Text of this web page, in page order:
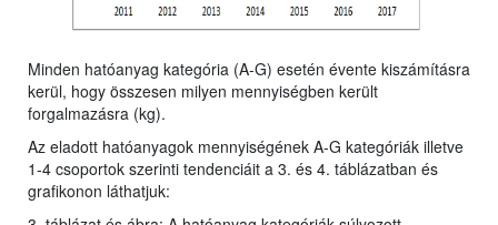
Minden hatóanyag kategória (A-G) esetén évente kiszámításra
kerül, hogy összesen milyen mennyiségben került
forgalmazásra (kg).
Az eladott hatóanyagok mennyiségének A-G kategóriák illetve
1-4 csoportok szerinti tendenciáit a 3. és 4. táblázatban és
grafikonon láthatjuk: